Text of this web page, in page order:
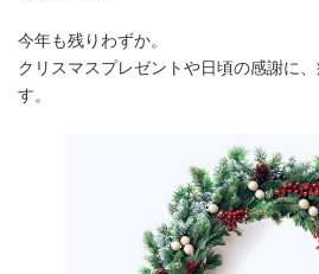
今年も残りわずか。
クリスマスプレゼントや日頃の感謝に
す。